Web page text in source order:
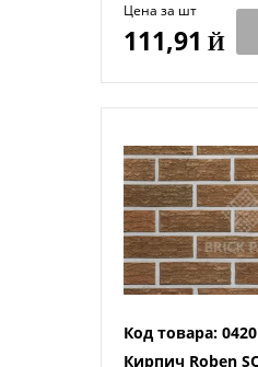
Цена за шт
111,91 Й
Код товара:
Кирпич Roben